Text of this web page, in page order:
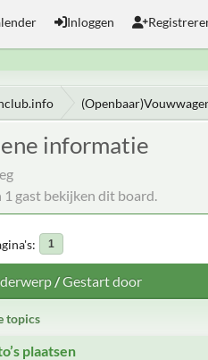
Inloggen
informatie
1 gast bekijken dit board.
1
/Gestart door
topics
plaatsen